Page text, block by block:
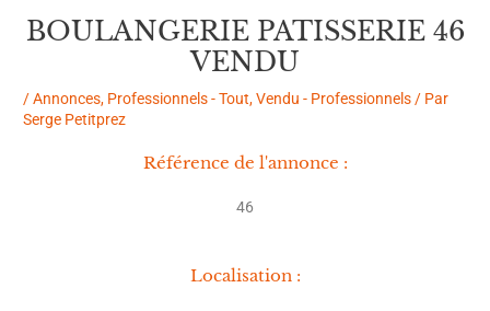
BOULANGERIE PATISSERIE 46
VENDU
/Annonces, Professionnels - Tout,Vendu - Professionnels / Par
Serge Petitprez
Référence de l'annonce :
46
Localisation :